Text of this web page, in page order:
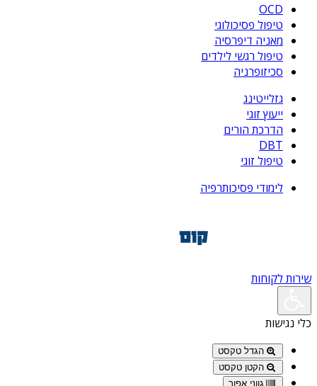
OCD
טיפול פסיכולוגי
מאניה דיפרסיה
טיפול רגשי לילדים
סכיזופרניה
גזלייטינג
ייעוץ זוגי
הדרכת הורים
DBT
טיפול זוגי
לימודי פסיכותרפיה
שירות לקוחות
כלי נגישות
הגדל טקסט
הקטן טקסט
גווני אפור